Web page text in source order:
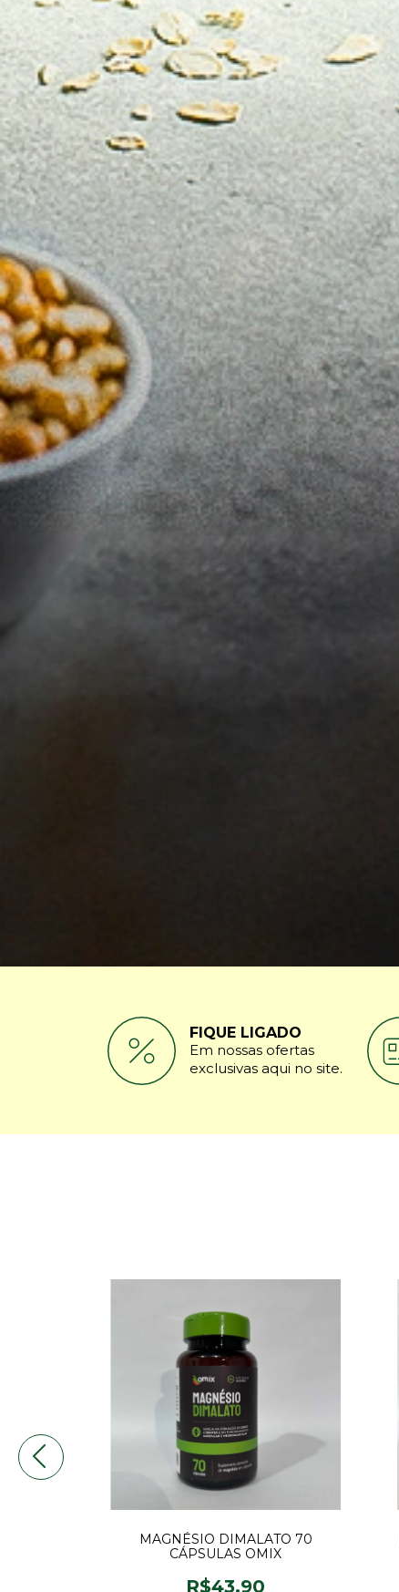
FIQUE LIGADO
Em nossas ofertas
exclusivas aqui no site.
MAGNÉSIO DIMALATO 70
CÁPSULAS OMIX
R$43,90